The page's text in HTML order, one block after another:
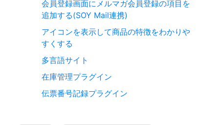
会員登録画面にメルマガ会員登録の項目を
追加する(SOY Mail連携)
アイコンを表示して商品の特徴をわかりや
すくする
多言語サイト
在庫管理プラグイン
伝票番号記録プラグイン